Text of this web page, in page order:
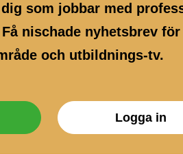
som jobbar med
nischade nyhetsbrev
och utbildnings-tv.
Logga in